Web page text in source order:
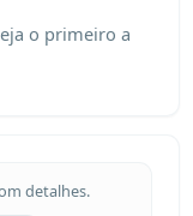
o primeiro a
detalhes.